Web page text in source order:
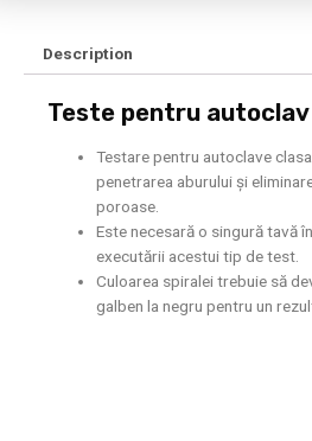
Description
Teste pentru
Testare pentru autoclave
penetrarea aburului și
poroase.
Este necesară o singură tavă
executării acestui tip de test.
Culoarea spiralei trebuie să
galben la negru pentru un